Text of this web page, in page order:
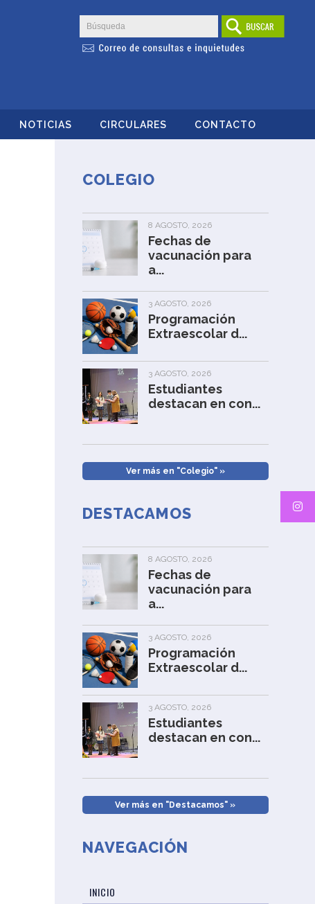
NOTICIAS CIRCULARES CONTACTO
COLEGIO
8 AGOSTO, 2026
Fechas de
vacunación para
a...
3 AGOSTO, 2026
Programación
Extraescolar d...
3 AGOSTO, 2026
Estudiantes
destacan en con...
Ver más en "Colegio" »
DESTACAMOS
8 AGOSTO, 2026
Fechas de
vacunación para
a...
3 AGOSTO, 2026
Programación
Extraescolar d...
3 AGOSTO, 2026
Estudiantes
destacan en con...
Ver más en "Destacamos" »
NAVEGACIÓN
INICIO